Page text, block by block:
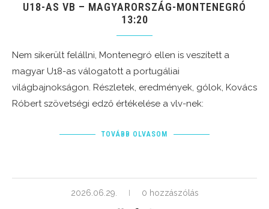
U18-AS VB – MAGYARORSZÁG-MONTENEGRÓ
13:20
Nem sikerült felállni, Montenegró ellen is veszített a
magyar U18-as válogatott a portugáliai
világbajnokságon. Részletek, eredmények, gólok, Kovács
Róbert szövetségi edző értékelése a vlv-nek:
TOVÁBB OLVASOM
2026.06.29. 0 hozzászólás